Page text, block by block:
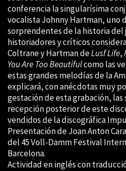
conferencia la singularísima
vocalista Johnny Hartman, uno
sorprendentes de la historia del
historiadores y críticos
Coltrane y Hartman deLusf Life,
You Are Too Beautifulcomo las
estas grandes melodías de la
explicará, con anécdotas muy
gestación de esta grabación,
recepción posterior de este
vendidos de la discográfica
Presentación de Joan Anton
del 45 Voll-Damm Festival
Barcelona.
Actividad en inglés con